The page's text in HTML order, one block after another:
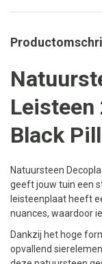
Leisteen
Black
Natuursteen
geeft jouw tuin een
leisteenplaat heeft
nuances, waardoor
Dankzij het hoge
opvallend